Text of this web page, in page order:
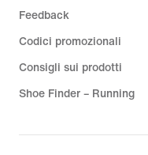
Feedback
Codici promozionali
Consigli sui prodotti
Shoe Finder – Running